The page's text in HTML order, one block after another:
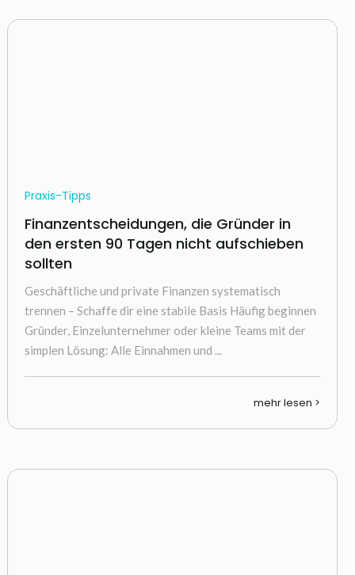
Praxis-Tipps
Finanzentscheidungen, die Gründer in
den ersten 90 Tagen nicht aufschieben
sollten
Geschäftliche und private Finanzen systematisch
trennen – Schaffe dir eine stabile Basis Häufig beginnen
Gründer, Einzelunternehmer oder kleine Teams mit der
simplen Lösung: Alle Einnahmen und ...
mehr lesen >